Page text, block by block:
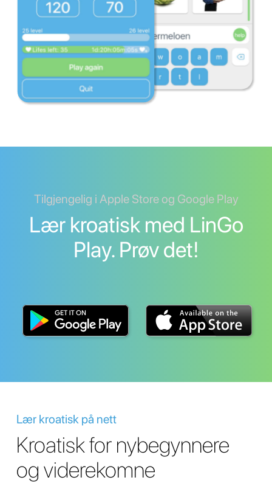
Tilgjengelig i Apple Store og Google Play
Lær kroatisk med LinGo
Play. Prøv det!
Lær kroatisk på nett
Kroatisk for nybegynnere
og viderekomne